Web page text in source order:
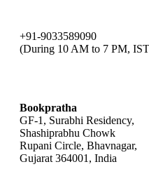
+91-9033589090
(During 10 AM to 7 PM,
Bookpratha
GF-1, Surabhi Residency,
Shashiprabhu Chowk
Rupani Circle, Bhavnagar,
Gujarat 364001, India